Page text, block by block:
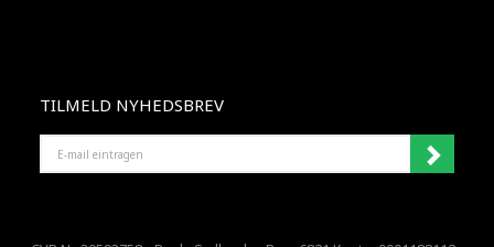
TILMELD NYHEDSBREV
MAIL
EINTRAGEN